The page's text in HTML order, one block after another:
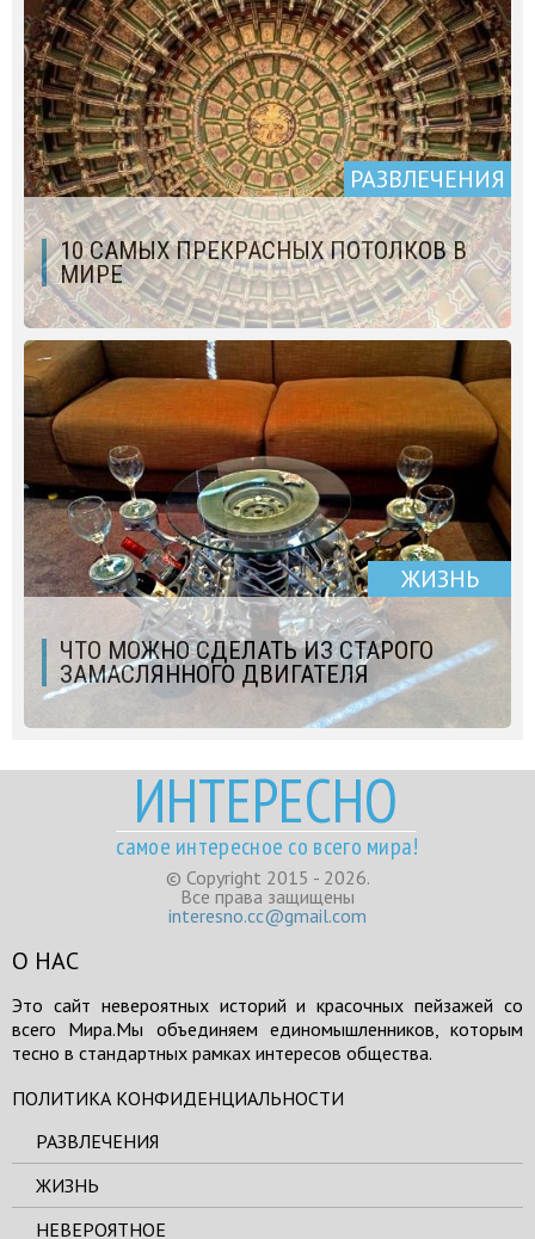
РАЗВЛЕЧЕНИЯ
10 САМЫХ ПРЕКРАСНЫХ ПОТОЛКОВ В
МИРЕ
ЖИЗНЬ
ЧТО МОЖНО СДЕЛАТЬ ИЗ СТАРОГО
ЗАМАСЛЯННОГО ДВИГАТЕЛЯ
ИНТЕРЕСНО
самое интересное со всего мира!
© Copyright 2015 - 2026.
Все права защищены
interesno.cc@gmail.com
О НАС
Это сайт невероятных историй и красочных пейзажей со
всего Мира.Мы объединяем единомышленников, которым
тесно в стандартных рамках интересов общества.
ПОЛИТИКА КОНФИДЕНЦИАЛЬНОСТИ
РАЗВЛЕЧЕНИЯ
ЖИЗНЬ
НЕВЕРОЯТНОЕ